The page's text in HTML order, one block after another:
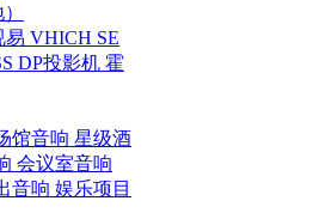
易 VHICH SE
DP投影机 霍
馆音响 星级酒
会议室音响
音响 娱乐项目